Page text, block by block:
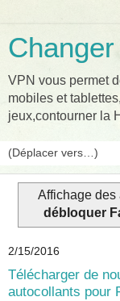
VPN vous permet
mobiles et
jeux,contourner la
Affichage
débloquer
2/15/2016
Télécharger de
autocollants pour